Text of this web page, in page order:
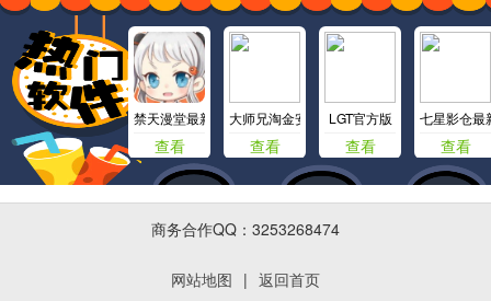
禁天漫堂最新版
查看
大师兄淘金安卓版
查看
LGT官方版
查看
七星影仓最
查看
商务合作QQ：3253268474
网站地图 | 返回首页